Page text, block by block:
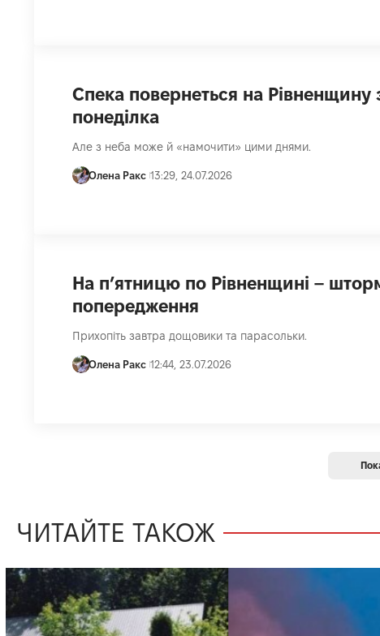
Спека повернеться на Рівненщину
понеділка
Але з неба може й «намочити» цими днями.
Олена Ракс 13:29, 24.07.2026
На п’ятницю по Рівненщині –
попередження
Прихопіть завтра дощовики та парасольки.
Олена Ракс 12:44, 23.07.2026
ЧИТАЙТЕ ТАКОЖ